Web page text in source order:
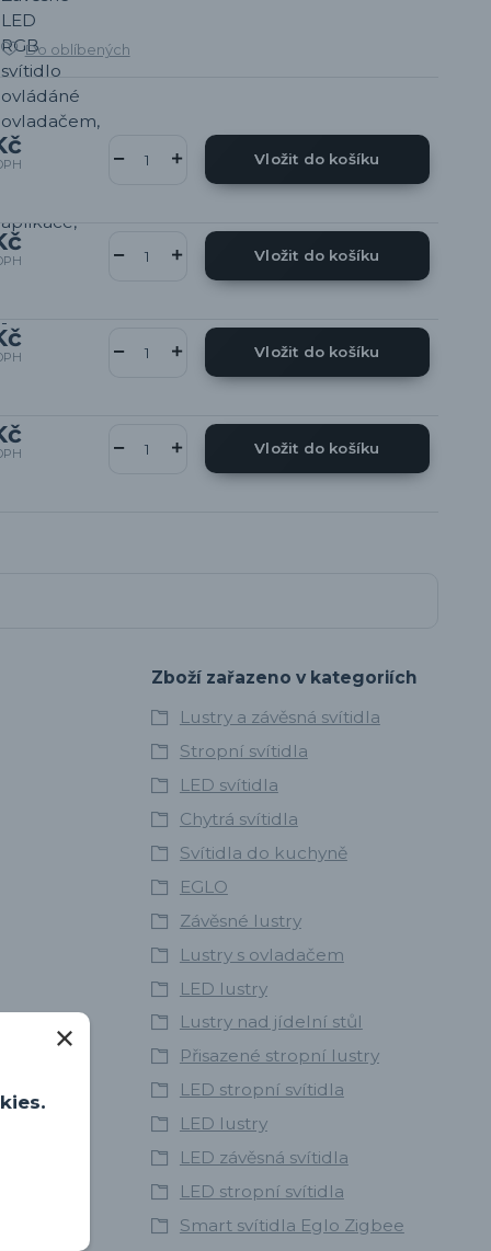
Do oblíbených
Vložit do košíku
Vložit do košíku
Vložit do košíku
Vložit do košíku
Zboží zařazeno v kategoriích
Lustry a závěsná svítidla
Stropní svítidla
LED svítidla
Chytrá svítidla
Svítidla do kuchyně
EGLO
Závěsné lustry
Lustry s ovladačem
LED lustry
Lustry nad jídelní stůl
Přisazené stropní lustry
LED stropní svítidla
LED lustry
LED závěsná svítidla
LED stropní svítidla
Smart svítidla Eglo Zigbee